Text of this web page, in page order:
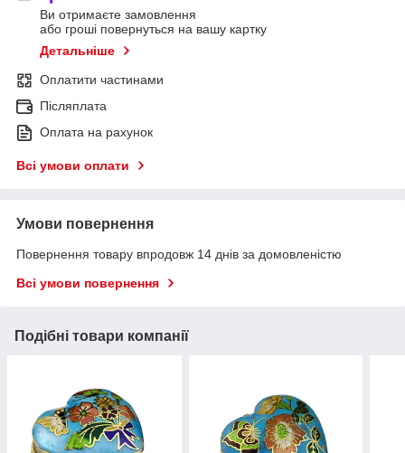
Ви отримаєте замовлення
або гроші повернуться на вашу картку
Детальніше
Оплатити частинами
Післяплата
Оплата на рахунок
Всі умови оплати
Умови повернення
Повернення товару впродовж 14 днів за домовленістю
Всі умови повернення
Подібні товари компанії